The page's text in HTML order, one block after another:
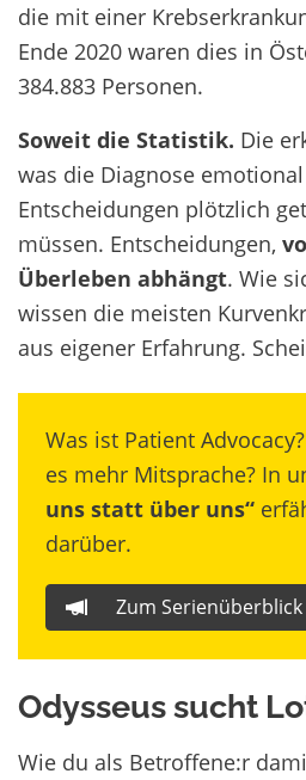
die mit einer
Ende 2020 waren dies in
384.883 Personen.
Soweit die Statistik. Die
was die Diagnose
Entscheidungen plötzlich
müssen. Entscheidungen,
Überleben abhängt. Wie
wissen die meisten
aus eigener Erfahrung.
Was ist Patient
es mehr Mitsprache? In
uns statt über uns“
darüber.
Zum Serienüberblick
Odysseus sucht
Wie du als Betroffene:r